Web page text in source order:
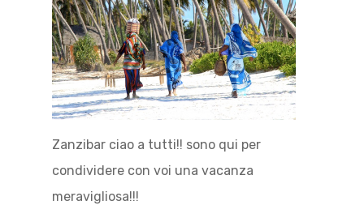
Zanzibar ciao a tutti!! sono qui per
condividere con voi una vacanza
meravigliosa!!!